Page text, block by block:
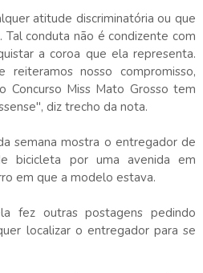
atitude discriminatória ou que
conduta não é condizente com
a coroa que ela representa.
nosso compromisso,
Concurso Miss Mato Grosso tem
diz trecho da nota.
semana mostra o entregador de
bicicleta por uma avenida em
em que a modelo estava.
fez outras postagens pedindo
localizar o entregador para se